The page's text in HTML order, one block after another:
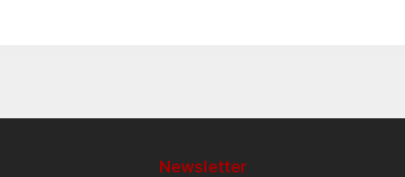
Newsletter